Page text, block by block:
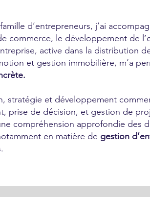
d’entrepreneurs, j’ai
commerce, le développement de
active dans la distribution
et gestion immobilière, m’a
stratégie et développement
prise de décision, et gestion de
compréhension approfondie des
en matière de gestion